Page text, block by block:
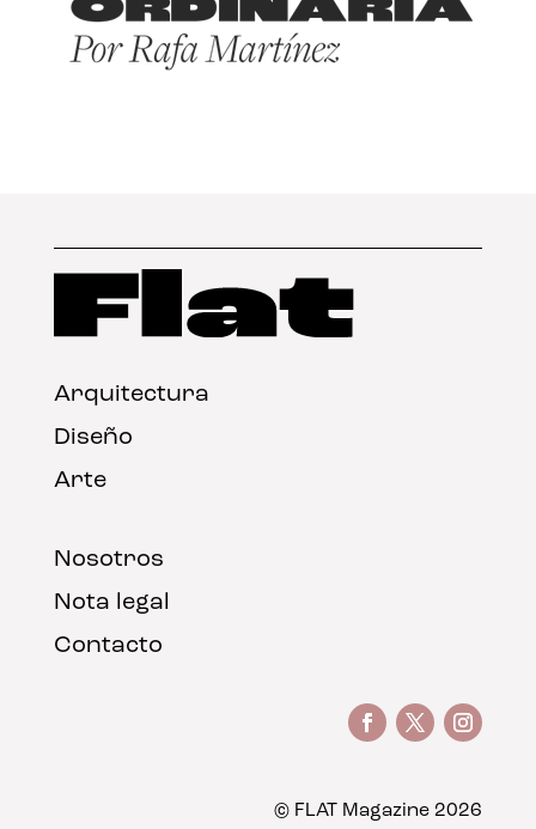
Arquitectura
Diseño
Arte
Nosotros
Nota legal
Contacto
© FLAT Magazine 2026